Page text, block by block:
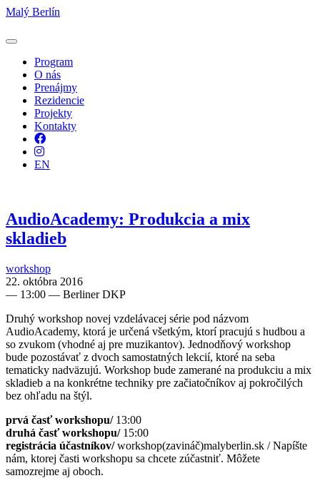
Malý Berlín
Program
O nás
Prenájmy
Rezidencie
Projekty
Kontakty
Facebook
Instagram
EN
AudioAcademy: Produkcia a mix
skladieb
workshop
22. októbra 2016
— 13:00 — Berliner DKP
Druhý workshop novej vzdelávacej série pod názvom
AudioAcademy, ktorá je určená všetkým, ktorí pracujú s hudbou a
so zvukom (vhodné aj pre muzikantov). Jednodňový workshop
bude pozostávať z dvoch samostatných lekcií, ktoré na seba
tematicky nadväzujú. Workshop bude zamerané na produkciu a mix
skladieb a na konkrétne techniky pre začiatočníkov aj pokročilých
bez ohľadu na štýl.
prvá časť workshopu/13:00
druhá časť workshopu/15:00
registrácia účastníkov/workshop(zavináč)malyberlin.sk / Napíšte
nám, ktorej časti workshopu sa chcete zúčastniť. Môžete
samozrejme aj oboch.